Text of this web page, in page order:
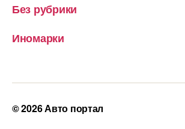
Без рубрики
Иномарки
© 2026Авто портал